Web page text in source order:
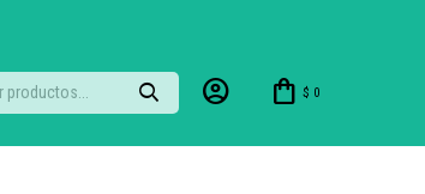
$ 0